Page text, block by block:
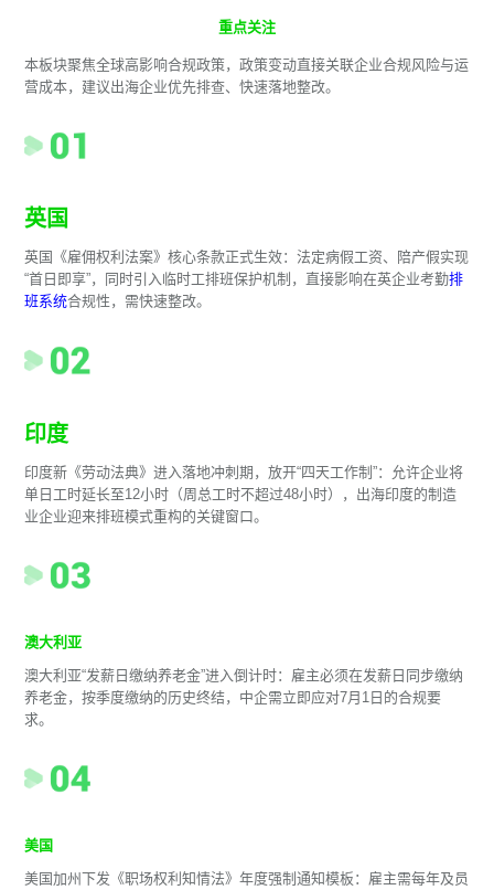
重点关注
本板块聚焦全球高影响合规政策，政策变动直接关联企业合规风险与运
营成本，建议出海企业优先排查、快速落地整改。
英国
英国《雇佣权利法案》核心条款正式生效：法定病假工资、陪产假实现
“首日即享”，同时引入临时工排班保护机制，直接影响在英企业考勤排
班系统合规性，需快速整改。
印度
印度新《劳动法典》进入落地冲刺期，放开“四天工作制”：允许企业将
单日工时延长至12小时（周总工时不超过48小时），出海印度的制造
业企业迎来排班模式重构的关键窗口。
澳大利亚
澳大利亚“发薪日缴纳养老金”进入倒计时：雇主必须在发薪日同步缴纳
养老金，按季度缴纳的历史终结，中企需立即应对7月1日的合规要
求。
美国
美国加州下发《职场权利知情法》年度强制通知模板：雇主需每年及员